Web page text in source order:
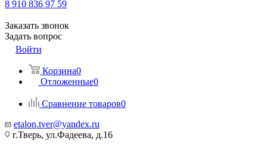
8 910 836 97 59
Заказать звонок
Задать вопрос
Войти
Корзина0
Отложенные0
Сравнение товаров0
etalon.tver@yandex.ru
г.Тверь, ул.Фадеева, д.16